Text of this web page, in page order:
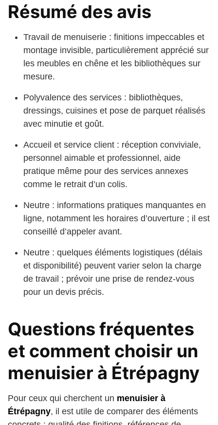
Résumé des avis
Travail de menuiserie : finitions impeccables et
montage invisible, particulièrement apprécié sur
les meubles en chêne et les bibliothèques sur
mesure.
Polyvalence des services : bibliothèques,
dressings, cuisines et pose de parquet réalisés
avec minutie et goût.
Accueil et service client : réception conviviale,
personnel aimable et professionnel, aide
pratique même pour des services annexes
comme le retrait d’un colis.
Neutre : informations pratiques manquantes en
ligne, notamment les horaires d’ouverture ; il est
conseillé d’appeler avant.
Neutre : quelques éléments logistiques (délais
et disponibilité) peuvent varier selon la charge
de travail ; prévoir une prise de rendez-vous
pour un devis précis.
Questions fréquentes
et comment choisir un
menuisier à Étrépagny
Pour ceux qui cherchent un menuisier à
Étrépagny, il est utile de comparer des éléments